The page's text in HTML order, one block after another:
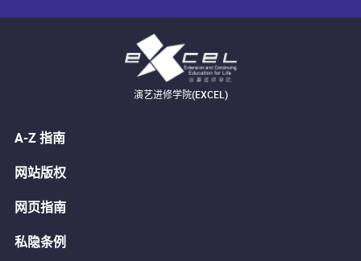
演艺进修学院(EXCEL)
A-Z 指南
网站版权
网页指南
私隐条例